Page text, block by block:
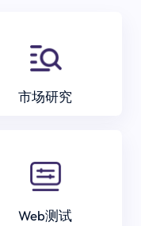
市场研究
Web测试